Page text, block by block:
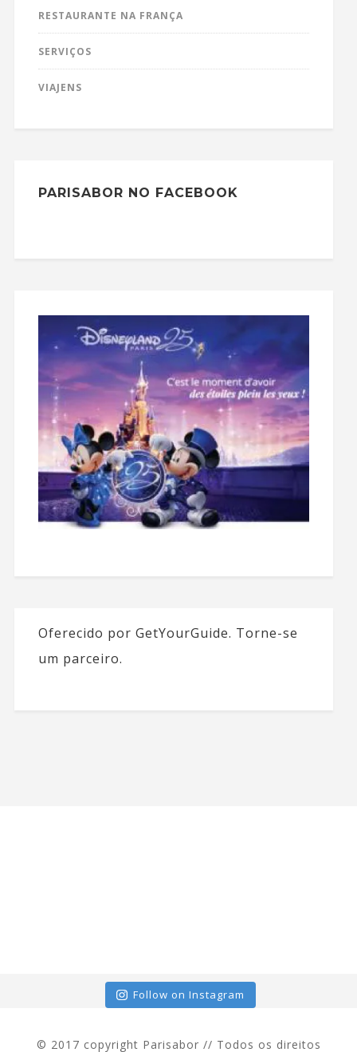
RESTAURANTE NA FRANÇA
SERVIÇOS
VIAJENS
PARISABOR NO FACEBOOK
Oferecido por GetYourGuide. Torne-se
um parceiro.
Follow on Instagram
© 2017 copyright Parisabor // Todos os direitos